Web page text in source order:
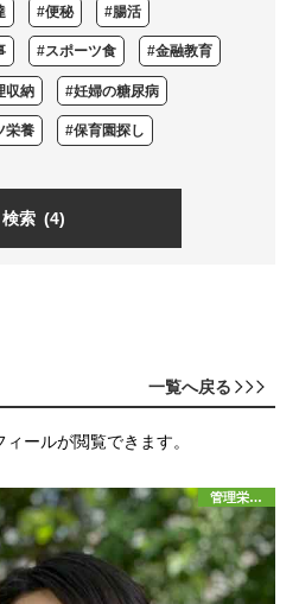
#便秘 #腸活
#スポーツ食 #金融教育
収納 #妊婦の糖尿病
栄養 #保育園探し
検索 (4)
一覧へ戻る
ールが閲覧できます。
管理栄養士